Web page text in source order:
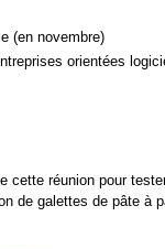
(en novembre)
orientées
cette réunion pour
de galettes de pâte à